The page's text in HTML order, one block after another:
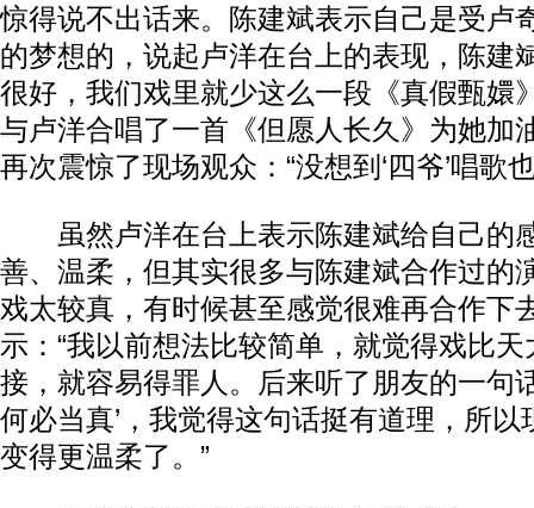
惊得说不出话来。陈建斌表示自己是受卢
的梦想的，说起卢洋在台上的表现，陈建
很好，我们戏里就少这么一段《真假甄嬛
与卢洋合唱了一首《但愿人长久》为她加
再次震惊了现场观众：“没想到‘四爷’唱歌
虽然卢洋在台上表示陈建斌给自己的
善、温柔，但其实很多与陈建斌合作过的
戏太较真，有时候甚至感觉很难再合作下
示：“我以前想法比较简单，就觉得戏比
接，就容易得罪人。后来听了朋友的一句
何必当真’，我觉得这句话挺有道理，所
变得更温柔了。”